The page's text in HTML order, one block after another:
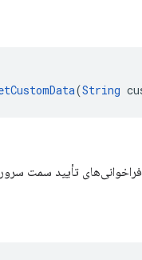
(String
تأیید سمت